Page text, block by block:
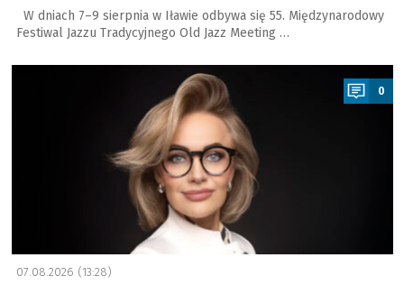
W dniach 7–9 sierpnia w Iławie odbywa się 55. Międzynarodowy
Festiwal Jazzu Tradycyjnego Old Jazz Meeting …
a
0
07.08.2026 (13:28)